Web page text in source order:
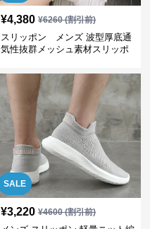
¥4,380 ¥6260(割引前)
スリッポン メンズ 波型厚底通
気性抜群メッシュ素材スリッポ
SALE
¥3,220 ¥4600(割引前)